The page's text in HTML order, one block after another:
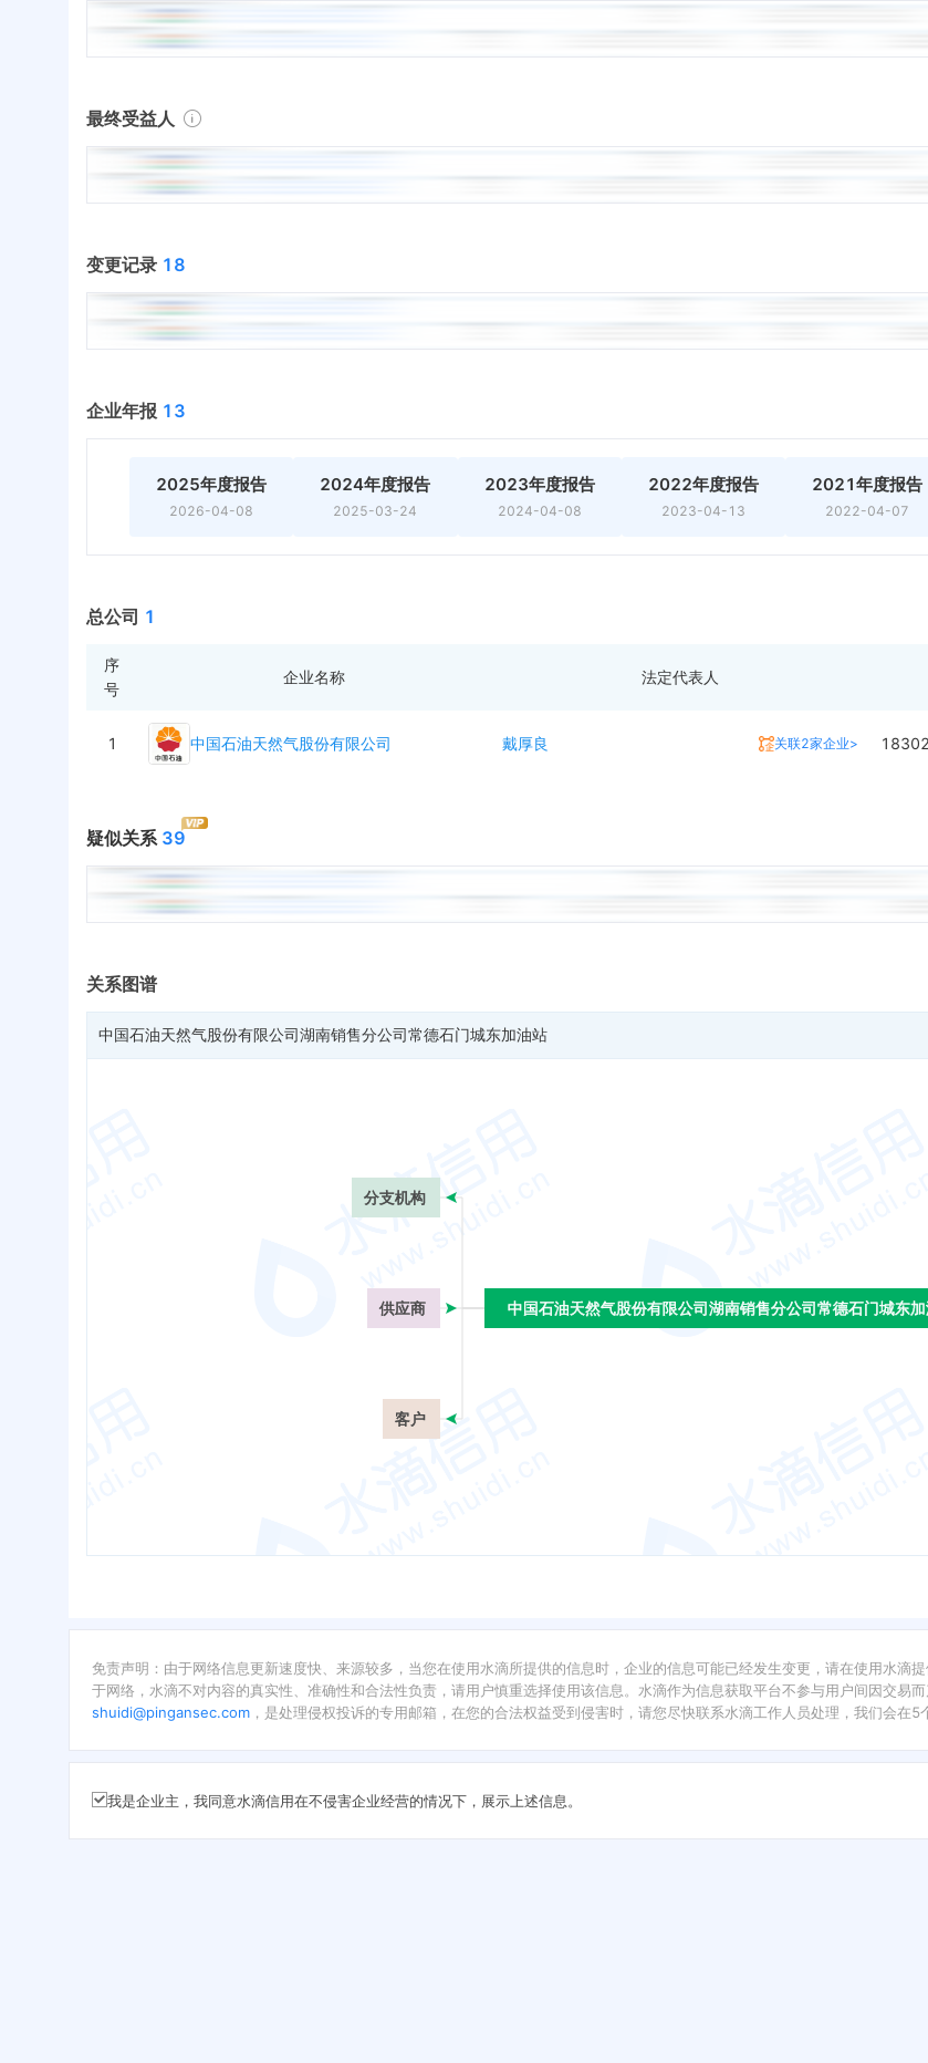
最终受益人
变更记录 18
企业年报 13
2025年度报告
2026-04-08
2024年度报告
2025-03-24
2023年度报告
2024-04-08
2022年度报告
2023-04-13
2021年度报告
2022-04-07
总公司 1
序
号
企业名称 法定代表人
1 中国石油天然气股份有限公司 戴厚良 关联2家企业>
疑似关系 39
关系图谱
中国石油天然气股份有限公司湖南销售分公司常德石门城东加油站
中国石油天然气股份有限公司湖南销售分公司常德石门城东
分支机构
供应商
客户
中国石油天然气股份有限公司湖南销售分公司常德石门城东
免责声明：由于网络信息更新速度快、来源较多，当您在使用水滴所提供的信息时，企业的信息可能已经发生变更，请在使用水滴
于网络，水滴不对内容的真实性、准确性和合法性负责，请用户慎重选择使用该信息。水滴作为信息获取平台不参与用户间因交易
shuidi@pingansec.com ，是处理侵权投诉的专用邮箱，在您的合法权益受到侵害时，请您尽快联系水滴工作人员处理，我们会在
我是企业主，我同意水滴信用在不侵害企业经营的情况下，展示上述信息。